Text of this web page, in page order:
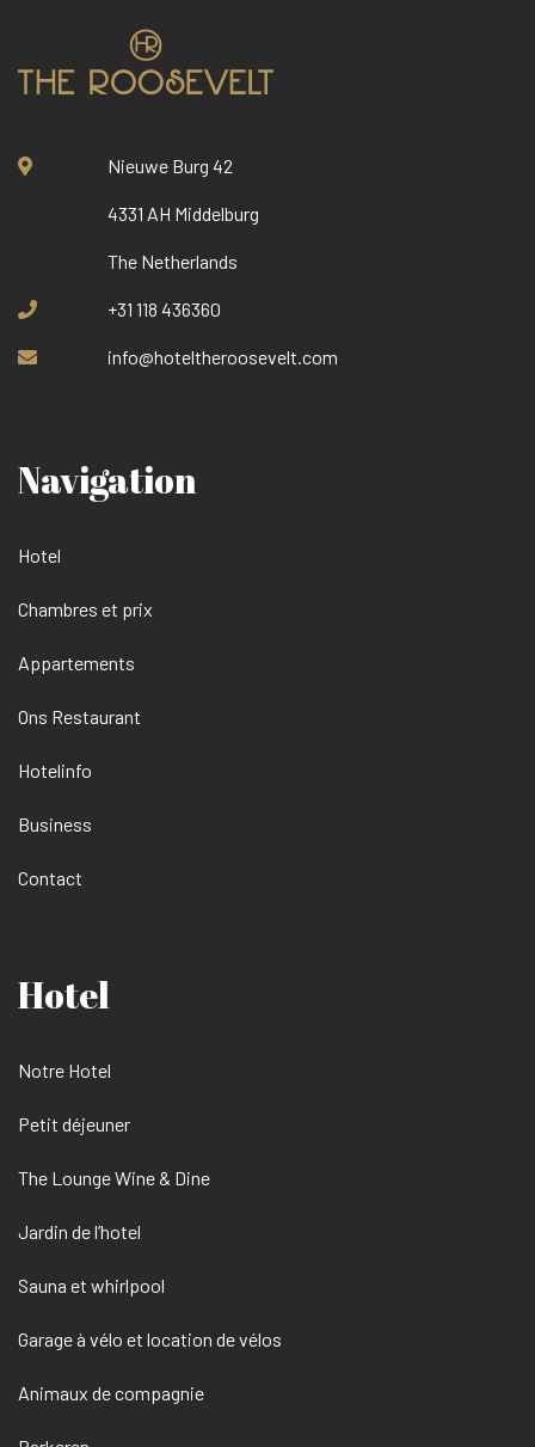
Nieuwe Burg 42
4331 AH Middelburg
The Netherlands
+31 118 436360
info@hoteltheroosevelt.com
Navigation
Hotel
Chambres et prix
Appartements
Ons Restaurant
Hotelinfo
Business
Contact
Hotel
Notre Hotel
Petit déjeuner
The Lounge Wine & Dine
Jardin de l’hotel
Sauna et whirlpool
Garage à vélo et location de vélos
Animaux de compagnie